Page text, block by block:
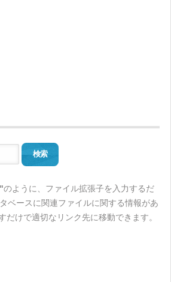
検索
のように、ファイル拡張子を入力するだ
ベースに関連ファイルに関する情報があ
だけで適切なリンク先に移動できます。